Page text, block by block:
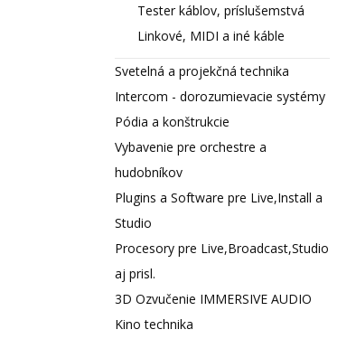
Tester káblov, príslušemstvá
Linkové, MIDI a iné káble
Svetelná a projekčná technika
Intercom - dorozumievacie systémy
Pódia a konštrukcie
Vybavenie pre orchestre a
hudobníkov
Plugins a Software pre Live,Install a
Studio
Procesory pre Live,Broadcast,Studio
aj prisl.
3D Ozvučenie IMMERSIVE AUDIO
Kino technika